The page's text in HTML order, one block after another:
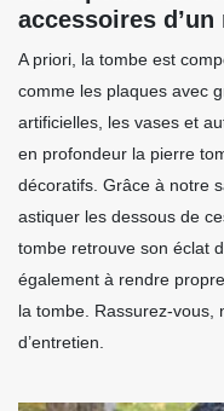
accessoires
A priori, la tombe est
comme les plaques avec
artificielles, les vases et
en profondeur la pierre
décoratifs. Grâce à notre
astiquer les dessous de
tombe retrouve son éclat
également à rendre
la tombe. Rassurez-vous,
d’entretien.